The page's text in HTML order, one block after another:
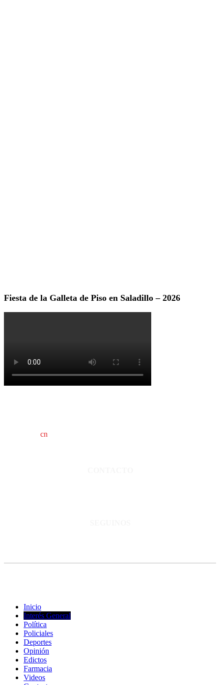
Fiesta de la Galleta de Piso en Saladillo – 2026
cn
Inicio
Interés General
Política
Policiales
Deportes
Opinión
Edictos
Farmacia
Videos